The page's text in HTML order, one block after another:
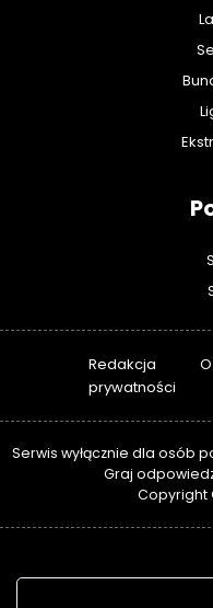
Redakcja
prywatności
Serwis wyłącznie dla osób
Graj
Copyright